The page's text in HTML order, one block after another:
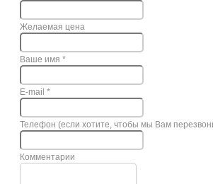
Желаемая цена
Ваше имя *
E-mail *
Телефон (если хотите, чтобы мы Вам
Комментарии